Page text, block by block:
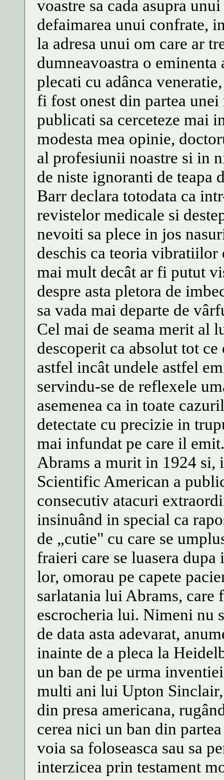
voastre sa cada asupra
defaimarea unui confrate,
la adresa unui om care ar
dumneavoastra o
plecati cu adânca
fi fost onest din partea
publicati sa cerceteze mai
modesta mea opinie,
al profesiunii noastre si in
de niste ignoranti de teapa
Barr declara totodata ca
revistelor medicale si
nevoiti sa plece in jos
deschis ca teoria vibratiilor
mai mult decât ar fi putut
despre asta pletora de
sa vada mai departe de
Cel mai de seama merit al
descoperit ca absolut tot
astfel incât undele astfel
servindu-se de reflexele
asemenea ca in toate
detectate cu precizie in
mai infundat pe care il emit.
Abrams a murit in 1924 si,
Scientific American a
consecutiv atacuri
insinuând in special ca
de „cutie" cu care se
fraieri care se luasera
lor, omorau pe capete
sarlatania lui Abrams, care
escrocheria lui. Nimeni nu
de data asta adevarat,
inainte de a pleca la
un ban de pe urma
multi ani lui Upton
din presa americana,
cerea nici un ban din
voia sa foloseasca sau sa
interzicea prin testament